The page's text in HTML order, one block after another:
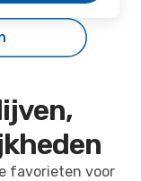
favorieten voor